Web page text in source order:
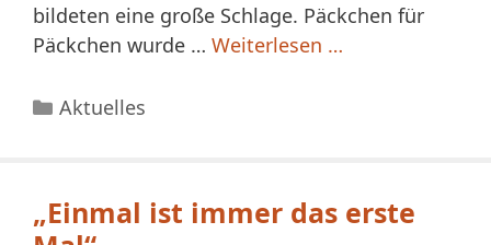
bildeten eine große Schlage. Päckchen für
Päckchen wurde … Weiterlesen …
Kategorien
Aktuelles
„Einmal ist immer das erste